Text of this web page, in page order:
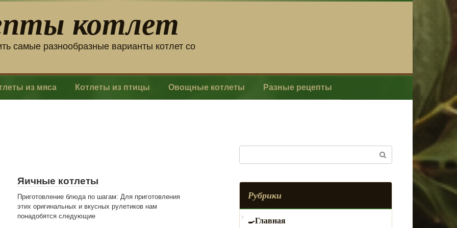
котлет
самые разнообразные варианты котлет со
из мяса Котлеты из птицы Овощные котлеты Разные рецепты
Яичные котлеты
Приготовление блюда по шагам: Для приготовления
этих оригинальных и вкусных рулетиков нам
понадобятся следующие
Рубрики
Главная